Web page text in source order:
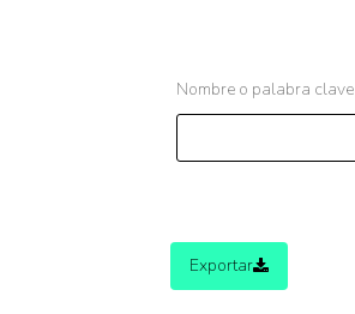
Nombre o palabra clave
Exportar